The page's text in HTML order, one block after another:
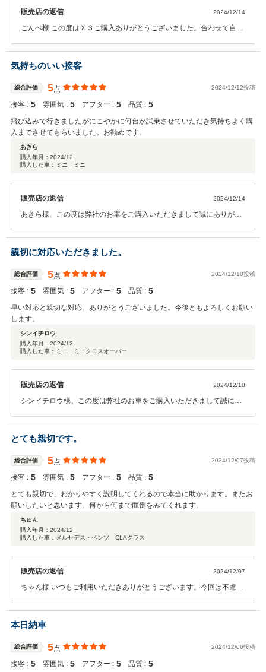
販売店の返信 2024/12/14
ごんべ様 この度はＸ３ご購入ありがとうございました。合わせて自動
かあればまずご連絡いただけたらと思います。しっかりフォローさせ
ていただきますので末永くよろしくお願い致します。パワーもあり、
快適なお車かと思いますので是非カーライフをお楽しみください。あ
りがとうございました！！
気持ちのいい接客
総合評価 5点 2024/12/12投稿
接客 : 5 雰囲気 : 5 アフター : 5 品質 : 5
飛び込みで行きましたがにこやかに何台か試乗させていただき気持ちよく購
入までさせてもらいました。お勧めです。
あきら
購入年月： 2024/12
購入した車：ミニ ミニ
販売店の返信 2024/12/14
あきら様、この度は弊社のお車をご購入いただきまして誠にありがと
が、お気に入りのお車が見つかってよかったです！！本格的に雪が降
る前にご納車できホッとしております！今後もしっかりフォロー致し
ますので何かありましたら、頼って頂ければと思います！ありがとう
ございました！！
親切に対応いただきました。
総合評価 5点 2024/12/10投稿
接客 : 5 雰囲気 : 5 アフター : 5 品質 : 5
早い対応と親切な対応。ありがとうございました。今後ともよろしくお願い
します。
シンイチロウ
購入年月： 2024/12
購入した車：ミニ ミニクロスオーバー
販売店の返信 2024/12/10
シンイチロウ様、この度は弊社のお車をご購入いただきまして誠にあ
たです！！今後もしっかりフォロー致しますので何かありましたら、
頼って頂ければと思います！ありがとうございました！！
とても親切です。
総合評価 5点 2024/12/07投稿
接客 : 5 雰囲気 : 5 アフター : 5 品質 : 5
とても親切で、わかりやすく説明してくれるので本当に助かります。またお
願いしたいと思います。何から何まで面倒をみてくれます。
ちゅん
購入年月： 2024/12
購入した車：メルセデス・ベンツ CLAクラス
販売店の返信 2024/12/07
ちゃん様 いつもご利用いただきありがとうございます。今回は不慮の
ステキなお車がご納車出来たかと思いますので長く乗れるよう祈りな
がらしっかりサポートさせていただきますので末永くよろしくお願い
本日納車
総合評価 5点 2024/12/06投稿
接客 : 5 雰囲気 : 5 アフター : 5 品質 : 5